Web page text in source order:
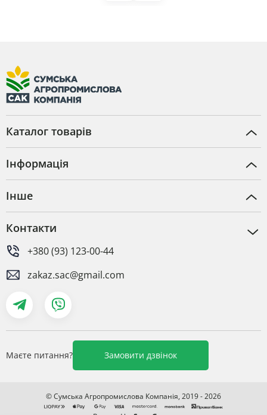
Маєте питання? Замовити дзвінок
Каталог товарів
Інформація
Інше
Контакти
+380 (93) 123-00-44
zakaz.sac@gmail.com
© Сумська Агропромислова Компанія, 2019 - 2026